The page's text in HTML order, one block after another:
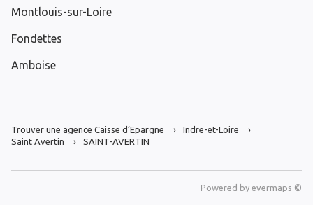
Montlouis-sur-Loire
Fondettes
Amboise
Trouver une agence Caisse d’Epargne
Indre-et-Loire
Saint Avertin
SAINT-AVERTIN
Powered by evermaps ©